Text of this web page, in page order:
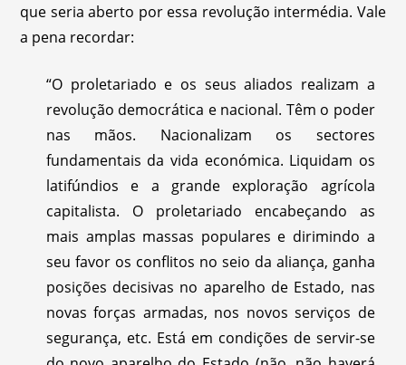
que seria aberto por essa revolução intermédia. Vale
a pena recordar:
“O proletariado e os seus aliados realizam a
revolução democrática e nacional. Têm o poder
nas mãos. Nacionalizam os sectores
fundamentais da vida económica. Liquidam os
latifúndios e a grande exploração agrícola
capitalista. O proletariado encabeçando as
mais amplas massas populares e dirimindo a
seu favor os conflitos no seio da aliança, ganha
posições decisivas no aparelho de Estado, nas
novas forças armadas, nos novos serviços de
segurança, etc. Está em condições de servir-se